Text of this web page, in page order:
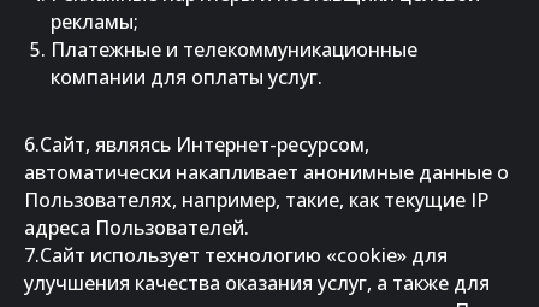
рекламы;
Платежные и телекоммуникационные
компании для оплаты услуг.
6.Сайт, являясь Интернет-ресурсом,
автоматически накапливает анонимные данные о
Пользователях, например, такие, как текущие IP
адреса Пользователей.
7.Сайт использует технологию «cookie» для
улучшения качества оказания услуг, а также для